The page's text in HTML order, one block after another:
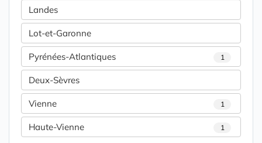
Landes
Lot-et-Garonne
Pyrénées-Atlantiques 1
Deux-Sèvres
Vienne 1
Haute-Vienne 1